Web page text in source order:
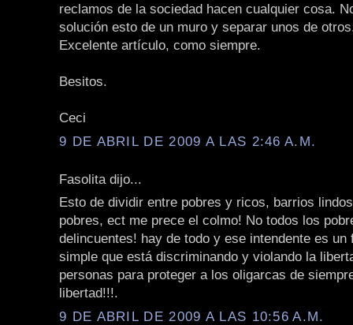
reclamos de la sociedad hacen cualquier cosa.
solución esto de un muro y separar unos de
Excelente artículo, como siempre.
Besitos.
Ceci
9 DE ABRIL DE 2009 A LAS 2:46 A.M.
Fasolita dijo...
Esto de dividir entre pobres y ricos, barrios
pobres, ect me prece el colmo! No todos los
delincuentes! hay de todo y ese intendente es un
simple que está discriminando y violando la
personas para proteger a los oligarcas de
libertad!!!.
9 DE ABRIL DE 2009 A LAS 10:56 A.M.